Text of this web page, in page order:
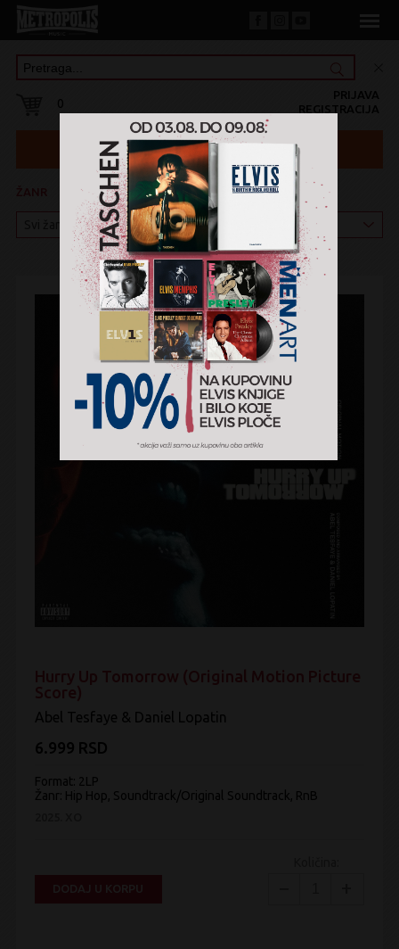
0 REGISTRACIJA
PRIJAVA
KATEGORIJA
Abel Tesfaye & Daniel Lopatin
6.999 RSD
Format: 2LP
Žanr: Hip Hop, Soundtrack/Original Soundtrack, RnB